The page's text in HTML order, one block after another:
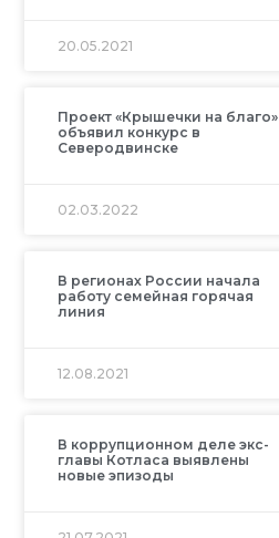
20.05.2021
Проект «Крышечки на благо»
объявил конкурс в
Северодвинске
02.03.2022
В регионах России начала
работу семейная горячая
линия
12.08.2021
В коррупционном деле экс-
главы Котласа выявлены
новые эпизоды